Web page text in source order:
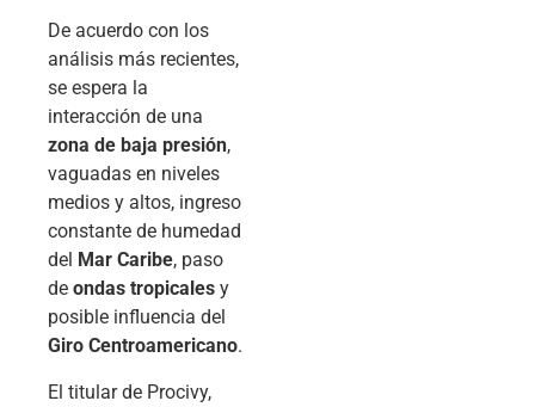
De acuerdo con los
análisis más recientes,
se espera la
interacción de una
zona de baja presión,
vaguadas en niveles
medios y altos, ingreso
constante de humedad
del Mar Caribe, paso
de ondas tropicales y
posible influencia del
Giro Centroamericano.
El titular de Procivy,